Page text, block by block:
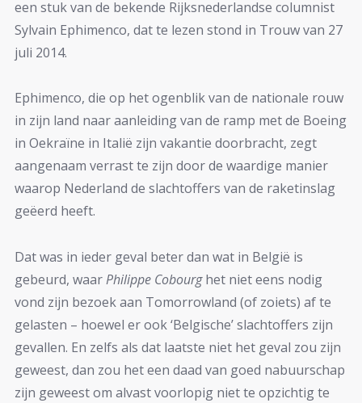
een stuk van de bekende Rijksnederlandse columnist
Sylvain Ephimenco, dat te lezen stond in Trouw van 27
juli 2014.
Ephimenco, die op het ogenblik van de nationale rouw
in zijn land naar aanleiding van de ramp met de Boeing
in Oekraïne in Italië zijn vakantie doorbracht, zegt
aangenaam verrast te zijn door de waardige manier
waarop Nederland de slachtoffers van de raketinslag
geëerd heeft.
Dat was in ieder geval beter dan wat in België is
gebeurd, waarPhilippe Cobourghet niet eens nodig
vond zijn bezoek aan Tomorrowland (of zoiets) af te
gelasten – hoewel er ook ‘Belgische’ slachtoffers zijn
gevallen. En zelfs als dat laatste niet het geval zou zijn
geweest, dan zou het een daad van goed nabuurschap
zijn geweest om alvast voorlopig niet te opzichtig te